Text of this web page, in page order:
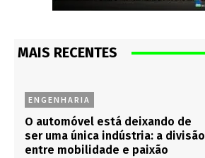
MAIS RECENTES
ENGENHARIA
O automóvel está deixando de
ser uma única indústria: a divisão
entre mobilidade e paixão